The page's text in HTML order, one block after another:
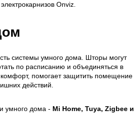
Onviz.
системы умного дома. Шторы могут
по расписанию и объединяться в
помогает защитить помещение
действий.
умного дома - Mi Home, Tuya, Zigbee и